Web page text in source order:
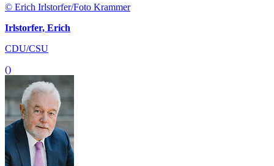
© Erich Irlstorfer/Foto Krammer
Irlstorfer, Erich
CDU/CSU
()